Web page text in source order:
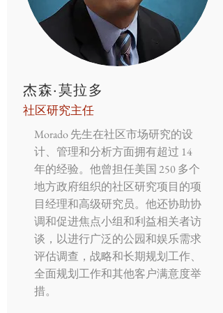
杰森·莫拉多
社区研究主任
Morado 先生在社区市场研究的设
计、管理和分析方面拥有超过 14
年的经验。他曾担任美国 250 多个
地方政府组织的社区研究项目的项
目经理和高级研究员。他还协助协
调和促进焦点小组和利益相关者访
谈，以进行广泛的公园和娱乐需求
评估调查，战略和长期规划工作、
全面规划工作和其他客户满意度举
措。